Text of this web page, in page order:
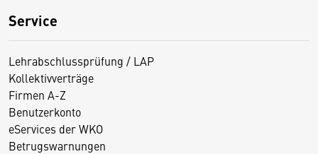
Service
Lehrabschlussprüfung / LAP
Kollektivverträge
Firmen A-Z
Benutzerkonto
eServices der WKO
Betrugswarnungen